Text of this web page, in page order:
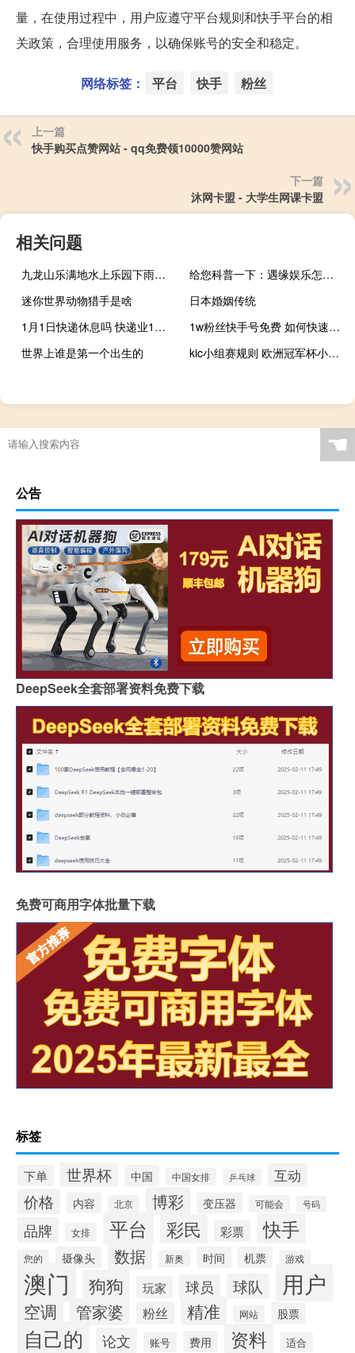
量，在使用过程中，用户应遵守平台规则和快手平台的相
关政策，合理使用服务，以确保账号的安全和稳定。
网络标签： 平台 快手 粉丝
上一篇
快手购买点赞网站 - qq免费领10000赞网站
下一篇
沐网卡盟 - 大学生网课卡盟
相关问题
九龙山乐满地水上乐园下雨还会开放吗 九龙山乐满地水上乐园
给您科普一下：遇缘娱乐怎么打才会赢(开挂提高胜率)
迷你世界动物猎手是啥
日本婚姻传统
1月1日快递休息吗 快递业1月8日停业吗
1w粉丝快手号免费 如何快速涨粉
世界上谁是第一个出生的
kic小组赛规则 欧洲冠军杯小组赛规则
☚
公告
DeepSeek全套部署资料免费下载
免费可商用字体批量下载
标签
下单 世界杯 中国 中国女排 乒乓球 互动
价格 内容 北京 博彩 变压器 可能会 号码
品牌 女排 平台 彩民 彩票 快手
您的 摄像头 数据 新奥 时间 机票 游戏
澳门 狗狗 玩家 球员 球队 用户
空调 管家婆 粉丝 精准 网站 股票
自己的 论文 账号 费用 资料 适合